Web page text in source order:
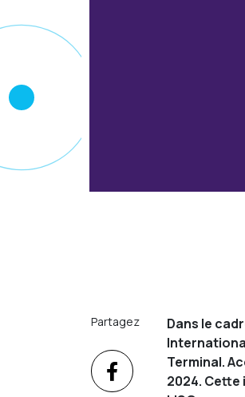
Partagez
Dans le
Terminal.
2024.